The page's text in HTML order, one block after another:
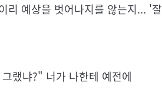
리 예상을 벗어나지를 않는지... '잘
랬냐?" 너가 나한테 예전에